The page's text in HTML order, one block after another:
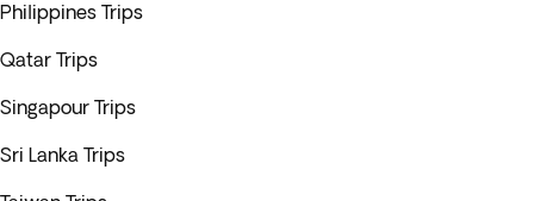
Philippines Trips
Qatar Trips
Singapour Trips
Sri Lanka Trips